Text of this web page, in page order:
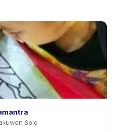
penyedia mengizinkan
Solo